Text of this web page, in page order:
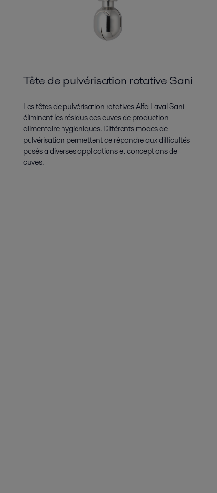
Tête de pulvérisation rotative Sani
Les têtes de pulvérisation rotatives Alfa Laval Sani
éliminent les résidus des cuves de production
alimentaire hygiéniques. Différents modes de
pulvérisation permettent de répondre aux difficultés
posés à diverses applications et conceptions de
cuves.